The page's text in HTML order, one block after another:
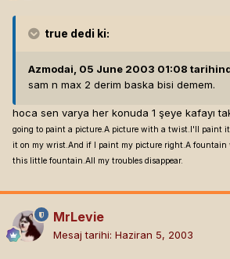
true dedi ki:
Azmodai, 05 June 2003 01:08
sam n max 2 derim baska bisi demem.
hoca sen varya her konuda 1 şeye kafayı
going to paint a picture.A picture with a twist.I'll paint
it on my wrist.And if I paint my picture right.A fountain
this little fountain.All my troubles disappear.
MrLevie
Mesaj tarihi: Haziran 5, 2003